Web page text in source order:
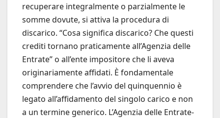
recuperare integralmente o parzialmente le
somme dovute, si attiva la procedura di
discarico. “Cosa significa discarico? Che questi
crediti tornano praticamente all’Agenzia delle
Entrate” o all’ente impositore che li aveva
originariamente affidati. È fondamentale
comprendere che l’avvio del quinquennio è
legato all’affidamento del singolo carico e non
a un termine generico. L’Agenzia delle Entrate-